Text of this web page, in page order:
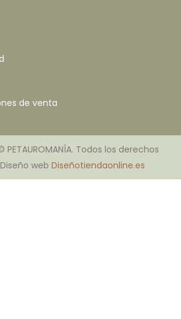
de venta
Todos los derechos
web Diseñotiendaonline.es